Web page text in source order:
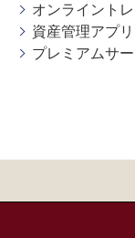
オンライント
資産管理アプリ
プレミアムサ